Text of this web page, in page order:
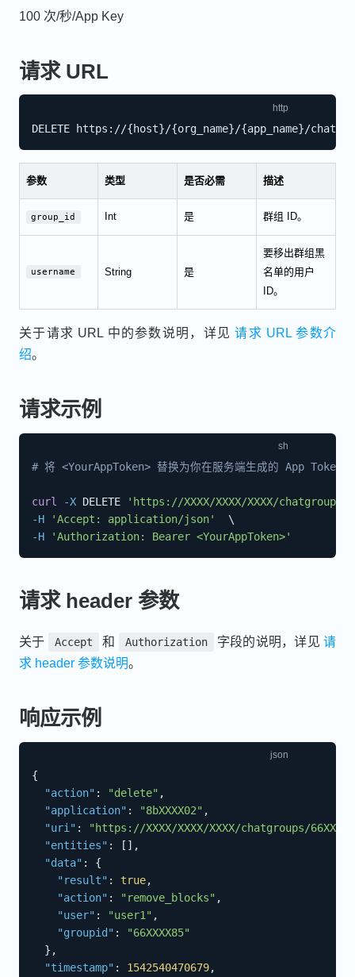
100 次/秒/App Key
请求 URL
参数 类型 是否必需 描述
group_id Int 是 群组 ID。
username String 是
要移出群组黑
名单的用户
ID。
关于请求 URL 中的参数说明，详见请求 URL 参数介
绍。
请求示例
# 将 <YourAppToken> 替换为你在服务端生成的 App Token
curl -X DELETE
'https://XXXX/XXXX/XXXX/
-H
'Accept: application/json'
\
-H
'Authorization: Bearer <YourAppToken>'
请求 header 参数
关于 Accept 和 Authorization 字段的说明，详见 请
求 header 参数说明。
响应示例
{
"action" : "delete" ,
"application" : "8bXXXX02" ,
"uri" :
"https://XXXX/XXXX/XXXX/chatgroups/
"entities" : [ ] ,
"data" :
{
"result" : true,
"action" : "remove_blocks" ,
"user" : "user1" ,
"groupid" :
"66XXXX85"
} ,
"timestamp" : 1542540470679,